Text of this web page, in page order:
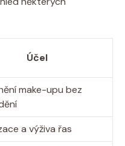
Účel
make-upu bez
a výživa řas